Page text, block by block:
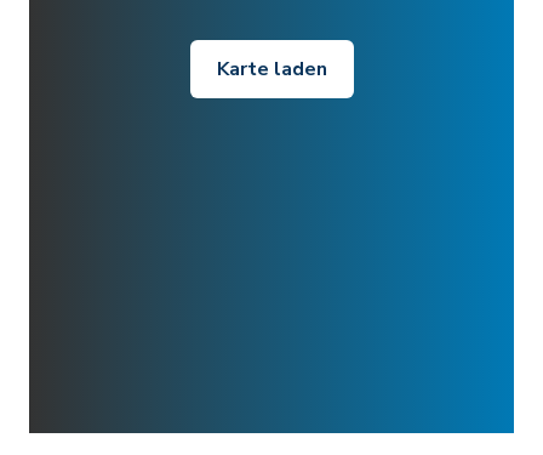
Karte laden